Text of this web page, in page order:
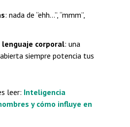
: nada de “ehh…”, “mmm”,
lenguaje corporal: una
siempre potencia tus
leer: Inteligencia
y cómo influye en